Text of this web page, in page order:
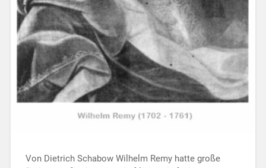
Von Dietrich Schabow Wilhelm Remy hatte große